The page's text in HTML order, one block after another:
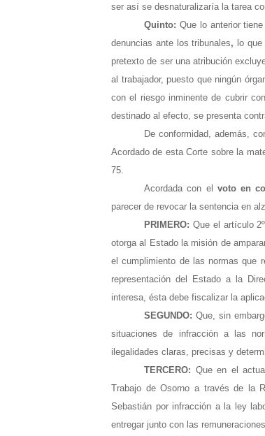
ser así se desnaturalizaría la tarea
Quinto:Que lo anterior
denuncias ante los tribunales, lo
pretexto de ser una atribución
al trabajador, puesto que ningún
con el riesgo inminente de cubrir
destinado al efecto, se presenta
De conformidad, además,
Acordado de esta Corte sobre la
75.
Acordada con el voto en
parecer de revocar la sentencia en
PRIMERO: Que el artículo
otorga al Estado la misión de
el cumplimiento de las normas que
representación del Estado a la
interesa, ésta debe fiscalizar la
SEGUNDO:Que, sin
situaciones de infracción a las
ilegalidades claras, precisas y
TERCERO: Que en el
Trabajo de Osorno a través de la
Sebastián por infracción a la ley
entregar junto con las